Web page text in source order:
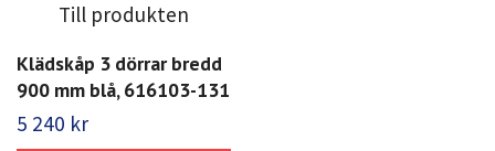
Till produkten
Klädskåp 3 dörrar bredd
900 mm blå, 616103-131
5 240 kr